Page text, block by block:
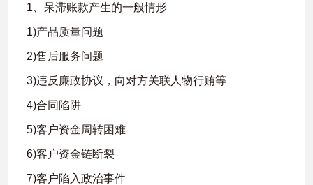
1、呆滞账款产生的一般情形
1)产品质量问题
2)售后服务问题
3)违反廉政协议，向对方关联人物行贿等
4)合同陷阱
5)客户资金周转困难
6)客户资金链断裂
7)客户陷入政治事件